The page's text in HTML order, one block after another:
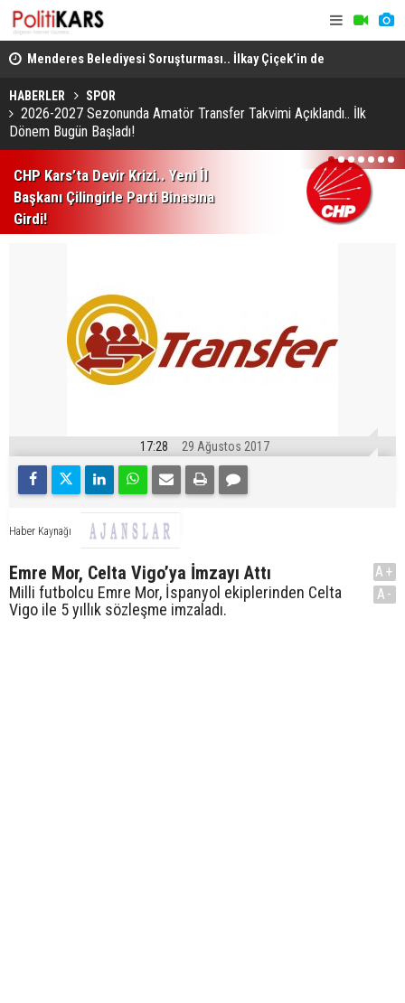
Menderes Belediyesi Soruşturması.. İlkay Çiçek’in de
Aralarında Olduğu 10 Kişi Tutuklandı!
HABERLER SPOR
2026-2027 Sezonunda Amatör Transfer Takvimi Açıklandı.. İlk
Dönem Bugün Başladı!
CHP Kars’ta Devir Krizi.. Yeni İl
Başkanı Çilingirle Parti Binasına
Girdi!
1 2 3 4 5 6 7
17:28 29 Ağustos 2017
Haber Kaynağı
Emre Mor, Celta Vigo’ya İmzayı Attı
Milli futbolcu Emre Mor, İspanyol ekiplerinden Celta
Vigo ile 5 yıllık sözleşme imzaladı.
A+
A-